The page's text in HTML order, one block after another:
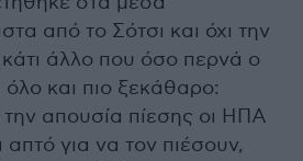
από το Σότσι και όχι την
άλλο που όσο περνά ο
όλο και πιο ξεκάθαρο:
απουσία πίεσης οι ΗΠΑ
απτό για να τον πιέσουν,